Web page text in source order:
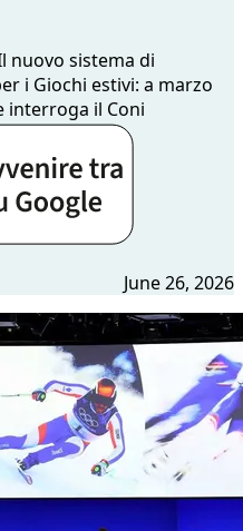
nuovo sistema di
i Giochi estivi: a marzo
interroga il Coni
June 26, 2026